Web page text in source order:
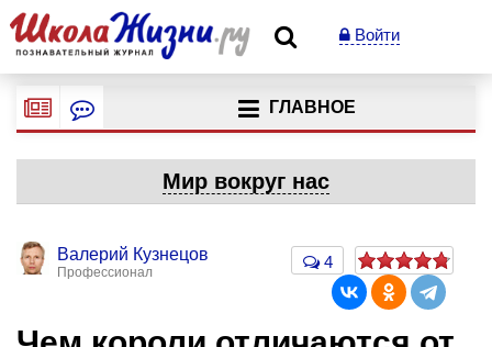
Войти
ГЛАВНОЕ
Мир вокруг нас
Валерий Кузнецов
Профессионал
4